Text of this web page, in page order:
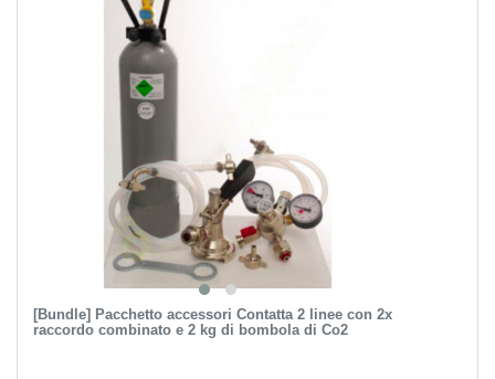
[Bundle] Pacchetto accessori Contatta 2 linee con 2x
raccordo combinato e 2 kg di bombola di Co2